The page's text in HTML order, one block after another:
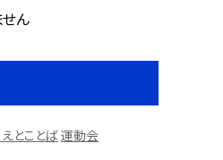
ん
とことば運動会